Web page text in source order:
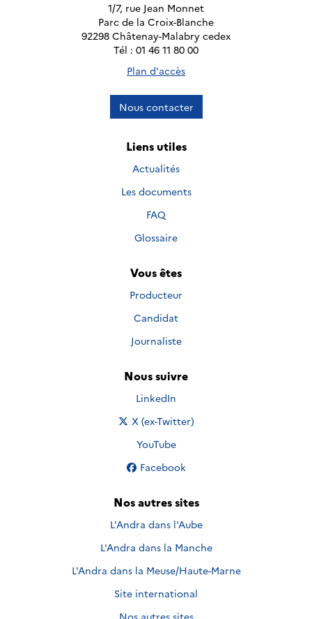
1/7, rue Jean Monnet
Parc de la Croix-Blanche
92298 Châtenay-Malabry cedex
Tél : 01 46 11 80 00
Plan d'accès
Nous contacter
Liens utiles
Actualités
Les documents
FAQ
Glossaire
Vous êtes
Producteur
Candidat
Journaliste
Nous suivre
Nous suivre sur
LinkedIn
Nous suivre sur
X (ex-Twitter)
Nous suivre sur
YouTube
Nous suivre sur
Facebook
Nos autres sites
L'Andra dans l'Aube
L'Andra dans la Manche
L'Andra dans la Meuse/Haute-Marne
Site international